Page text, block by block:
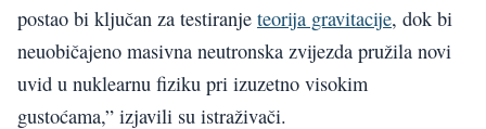
postao bi ključan za testiranje teorija gravitacije, dok bi
neuobičajeno masivna neutronska zvijezda pružila novi
uvid u nuklearnu fiziku pri izuzetno visokim
gustoćama,” izjavili su istraživači.